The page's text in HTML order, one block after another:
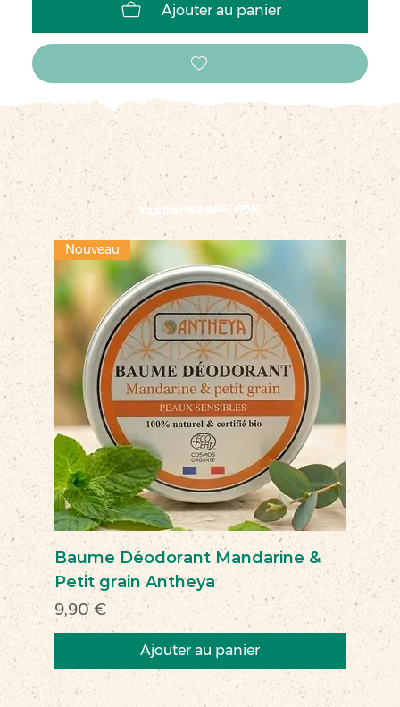
Ajouter au panier
Vous pourriez aussi aimer
Nouveau
Baume Déodorant Mandarine &
Petit grain Antheya
Prix
9,90 €
Ajouter au panier
Nouveau
Nouveau
Nouveau
Nouveau
Nouveau
Nouveau
Nouveau
Nouveauté
Nouveau
Nouveau
Commerce équitable
Nouveau